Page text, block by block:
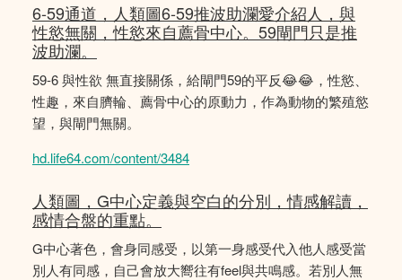
6-59通道，人類圖6-59推波助瀾愛介紹人，與
性慾無關，性慾來自薦骨中心。59閘門只是推
波助瀾。
59-6 與性欲 無直接關係，給閘門59的平反😂😂，性慾、
性趣，來自臍輪、薦骨中心的原動力，作為動物的繁殖慾
望，與閘門無關。
hd.life64.com/content/3484
人類圖，G中心定義與空白的分別，情感解讀，
感情合盤的重點。
G中心著色，會身同感受，以第一身感受代入他人感受當
別人有同感，自己會放大嚮往有feel與共鳴感。若別人無